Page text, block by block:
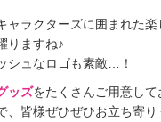
ャラクターズに囲まれた楽
りますね♪
シュなロゴも素敵…！
ッズをたくさんご用意して
、皆様ぜひぜひお立ち寄り